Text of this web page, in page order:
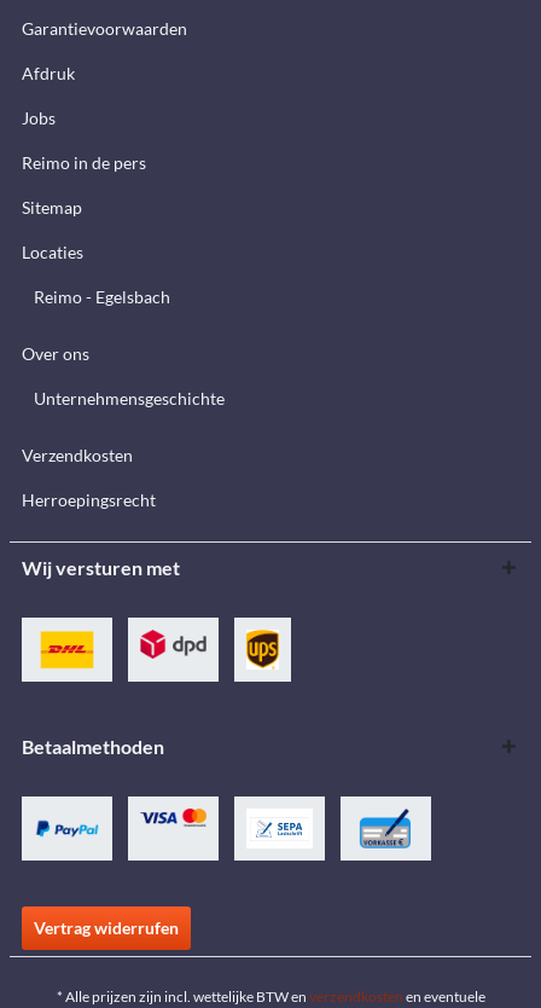
Garantievoorwaarden
Afdruk
Jobs
Reimo in de pers
Sitemap
Locaties
Reimo - Egelsbach
Over ons
Unternehmensgeschichte
Verzendkosten
Herroepingsrecht
Wij versturen met
Betaalmethoden
Vertrag widerrufen
* Alle prijzen zijn incl. wettelijke BTW en verzendkosten en eventuele